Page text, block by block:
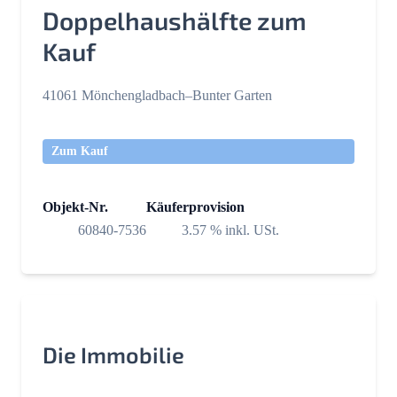
Doppelhaushälfte zum
Kauf
41061 Mönchengladbach–Bunter Garten
Zum Kauf
Objekt-Nr.
60840-7536
Käuferprovision
3.57 % inkl. USt.
Die Immobilie